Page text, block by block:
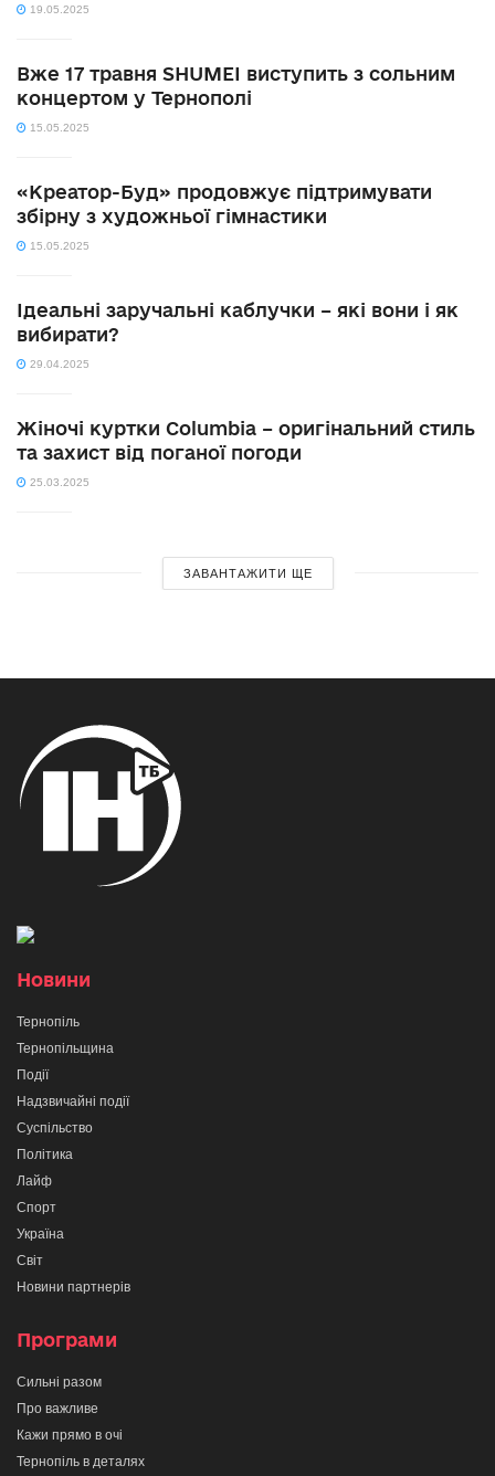
19.05.2025
Вже 17 травня SHUMEI виступить з сольним
концертом у Тернополі
15.05.2025
«Креатор-Буд» продовжує підтримувати
збірну з художньої гімнастики
15.05.2025
Ідеальні заручальні каблучки – які вони і як
вибирати?
29.04.2025
Жіночі куртки Columbia – оригінальний стиль
та захист від поганої погоди
25.03.2025
ЗАВАНТАЖИТИ ЩЕ
Новини
Тернопіль
Тернопільщина
Події
Надзвичайні події
Суспільство
Політика
Лайф
Спорт
Україна
Світ
Новини партнерів
Програми
Сильні разом
Про важливе
Кажи прямо в очі
Тернопіль в деталях